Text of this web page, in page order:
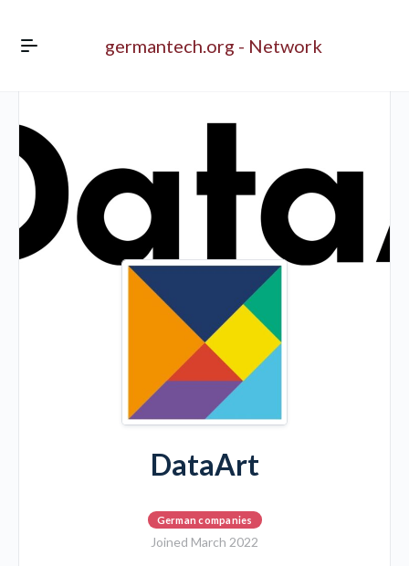
germantech.org - Network
DataArt
German companies
Joined March 2022